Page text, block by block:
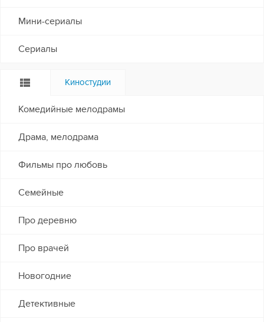
Мини-сериалы
Сериалы
Киностудии
Комедийные мелодрамы
Драма, мелодрама
Фильмы про любовь
Семейные
Про деревню
Про врачей
Новогодние
Детективные